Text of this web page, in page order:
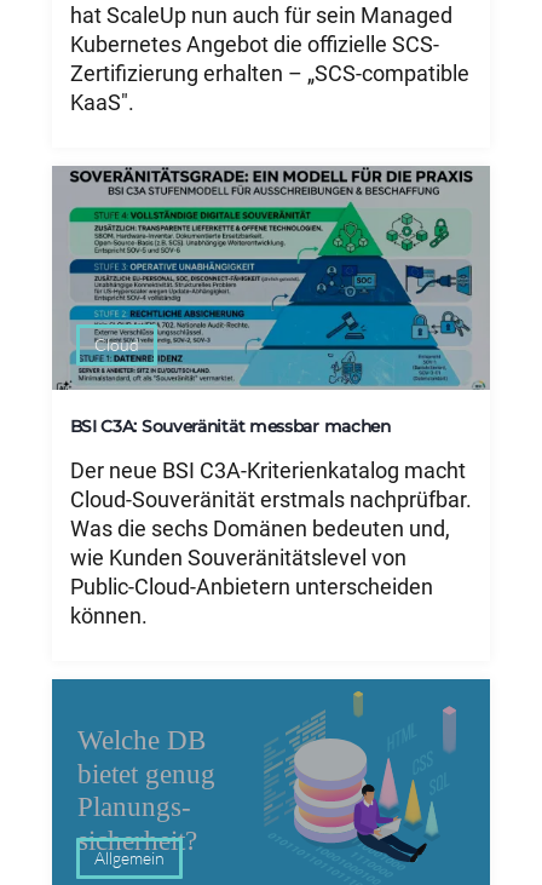
hat ScaleUp nun auch für sein Managed
Kubernetes Angebot die offizielle SCS-
Zertifizierung erhalten – „SCS-compatible
KaaS".
Cloud
BSI C3A: Souveränität messbar machen
Der neue BSI C3A-Kriterienkatalog macht
Cloud-Souveränität erstmals nachprüfbar.
Was die sechs Domänen bedeuten und,
wie Kunden Souveränitätslevel von
Public-Cloud-Anbietern unterscheiden
können.
Allgemein